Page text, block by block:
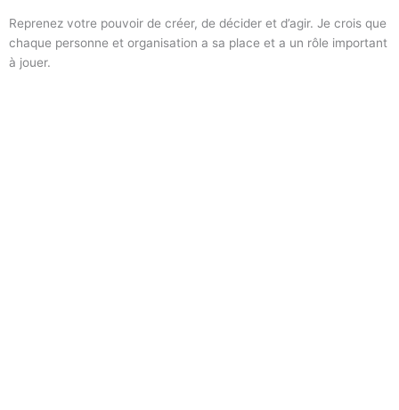
Reprenez votre pouvoir de créer, de décider et d’agir. Je crois que
chaque personne et organisation a sa place et a un rôle important
à jouer.
-
f
m